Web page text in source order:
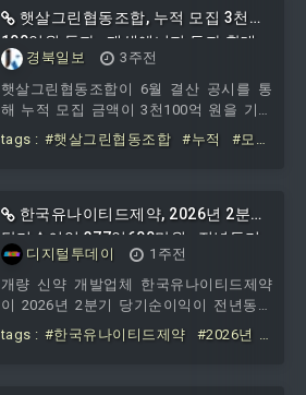
됐다. 부상자는 없었다. 고용노동부에 대
한 보고일자도 같은 날인 2026년 7월 18일
로 명시됐다.조치사항과 관련해 경찰과 고
용노동부가 현장 조사 및 관련 자료 확인
을 진행 중이라고 공시에 기재됐다. 전사
특별안전교육 실시 및 재발방지대책 수립
햇살그린협동조합, 누적 모집 3천
100억원 돌파…재생에너지 투자 확대
경북일보
3주전
햇살그린협동조합이 6월 결산 공시를 통
해 누적 모집 금액이 3천100억 원을 기록
했다고 밝혔다. 햇살그린협동조합은 에이
치에너지의 재생에너지 투자 플랫폼 모햇
했다.공시에 따르면 전체 모집금
tags : #햇살그린협동조합 #누적
#모
한국유나이티드제약, 2026년 2분기
당기순이익 377억600만원…전년동기
대비 3094.2% 급증
디지털투데이
1주전
개량 신약 개발업체 한국유나이티드제약
이 2026년 2분기 당기순이익이 전년동기
대비 3094.2% 급증했다고 30일 공시했다.
공시에 따르면 한국유나이티드제약의
tags : #한국유나이티드제약
#2026년